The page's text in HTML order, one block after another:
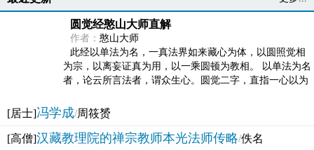
圆觉经憨山大师直解
作者： 憨山大师
此经以单法为名，一真法界如来藏心为体，以圆照觉相
为宗，以离妄证真为用，以一乘圆顿为教相。 以单法为名
者，论云所言法者，谓众生心。圆觉二字，直指一心以为
[居士]冯学成/周筱赟
[高僧]汉藏教理院的禅宗教师本光法师传略/佚名